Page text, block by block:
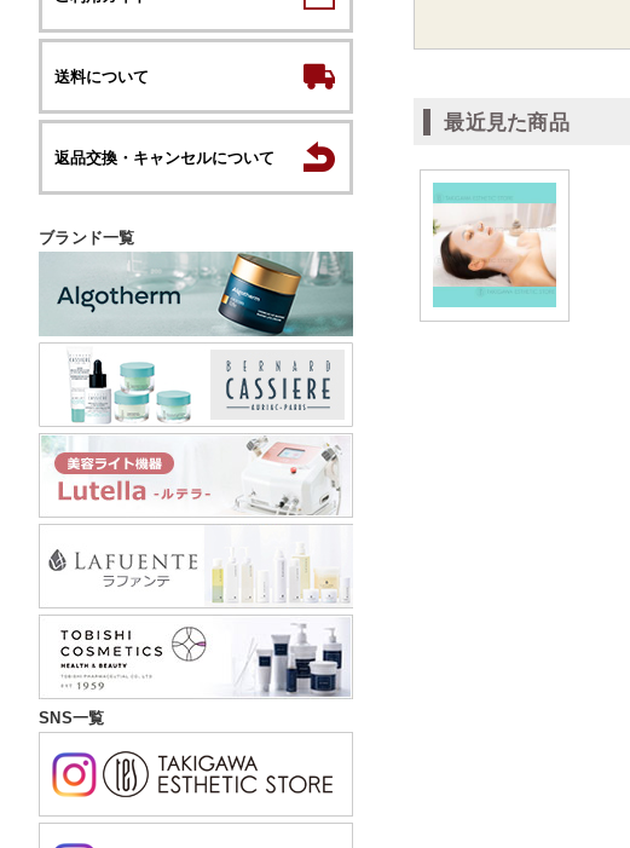
最近見た商品
送料について
返品交換・キャンセルについて
ブランド一覧
SNS一覧